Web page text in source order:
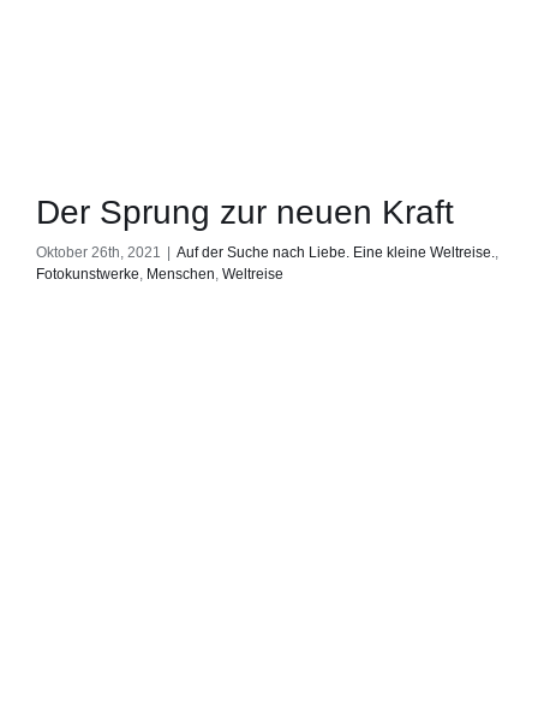
Der Sprung zur neuen Kraft
Oktober 26th, 2021 Auf der Suche nach Liebe. Eine kleine Weltreise.,
Fotokunstwerke, Menschen, Weltreise